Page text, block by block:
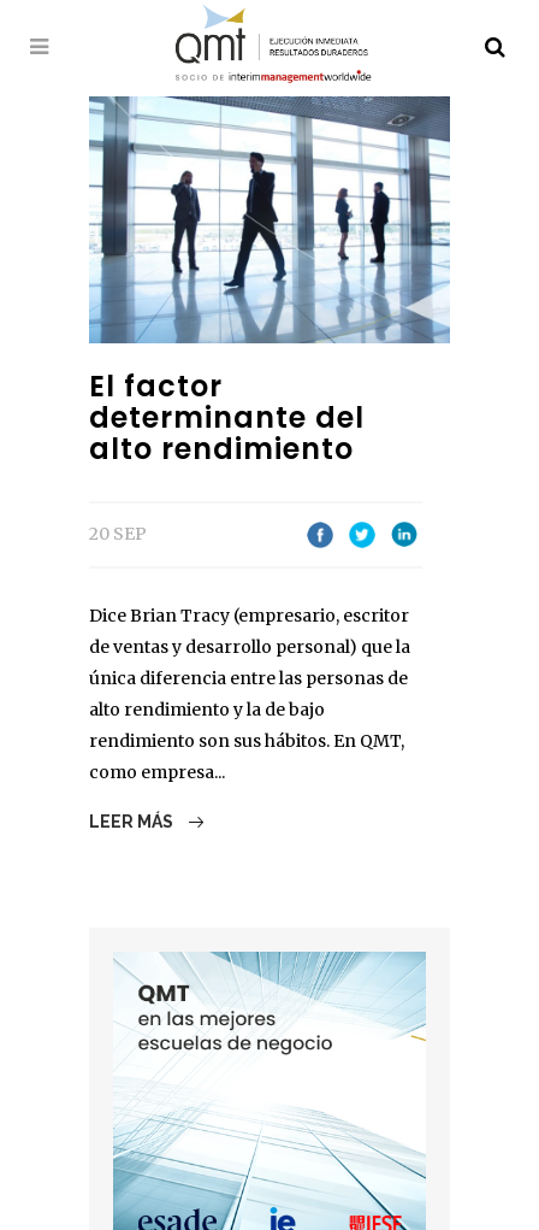
El factor
determinante del
alto rendimiento
20 SEP
Dice Brian Tracy (empresario, escritor
de ventas y desarrollo personal) que la
única diferencia entre las personas de
alto rendimiento y la de bajo
rendimiento son sus hábitos. En QMT,
como empresa...
LEER MÁS